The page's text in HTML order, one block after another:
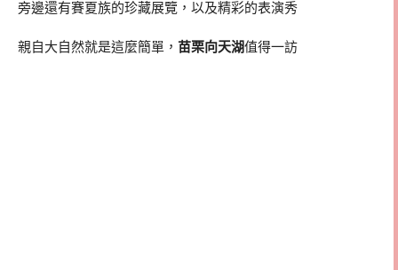
旁邊還有賽夏族的珍藏展覽，以及精彩的表演秀
親自大自然就是這麼簡單， 苗栗向天湖值得一訪